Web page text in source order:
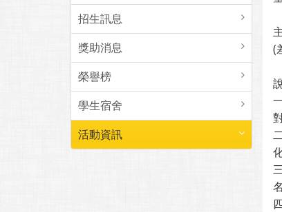
招生訊息
獎助消息
榮譽榜
學生宿舍
活動資訊
(